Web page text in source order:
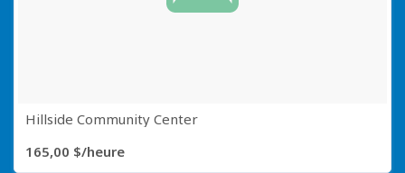
Hillside Community Center
165,00 $/heure